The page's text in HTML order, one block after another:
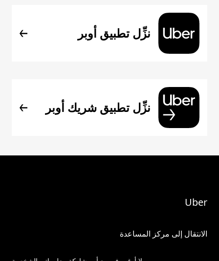
نزِّل تطبيق أوبر
نزِّل تطبيق شريك أوبر
Uber
الانتقال إلى مركز المساعدة